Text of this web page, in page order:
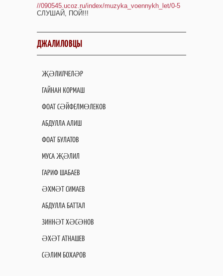
//090545.ucoz.ru/index/muzyka_voennykh_let/0-5
СЛУШАЙ, ПОЙ!!!
ДЖАЛИЛОВЦЫ
ҖӘЛИЛЧЕЛӘР
ГАЙНАН КОРМАШ
ФОАТ СӘЙФЕЛМӨЛЕКОВ
АБДУЛЛА АЛИШ
ФОАТ БУЛАТОВ
МУСА ҖӘЛИЛ
ГАРИФ ШАБАЕВ
ӘХМӘТ СИМАЕВ
АБДУЛЛА БАТТАЛ
ЗИННӘТ ХӘСӘНОВ
ӘХӘТ АТНАШЕВ
СӘЛИМ БОХАРОВ